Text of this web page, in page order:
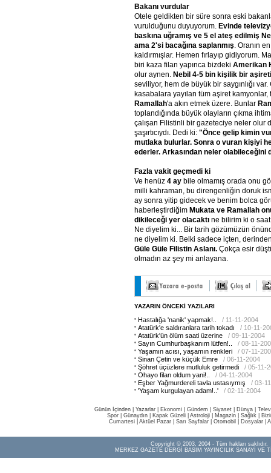
Bakanı vurdular
Otele geldikten bir süre sonra eski
vurulduğunu duyuyorum. Evinde
baskına uğramış ve 5 el ateş edilmiş
ama 2'si bacağına saplanmış . Oranın
kaldırmışlar. Hemen fırlayıp gidiyorum.
biri kaza filan yapınca bizdeki Amerikan
olur aynen. Nebil 4-5 bin kişilik bir
seviliyor, hem de büyük bir saygınlığı
kasabalara yayılan tüm aşiret
Ramallah'a akın etmek üzere. Bunlar
toplandığında büyük olayların çıkma
çalışan Filistinli bir gazeteciye neler olur
şaşırtıcıydı. Dedi ki: "Önce gelip kimin
mutlaka bulurlar. Sonra o vuran kişiyi
ederler. Arkasından neler olabileceğini
Fazla vakit geçmedi ki
Ve henüz 4 ay bile olmamış orada onu
milli kahraman, bu direngenliğin doruk
ay sonra yitip gidecek ve benim bolca
haberleştirdiğim Mukata ve Ramallah
dikileceği yer olacaktı ne bilirim ki o
Ne diyelim ki... Bir tarih gözümüzün
ne diyelim ki. Belki sadece içten,
Güle Güle Filistin Aslanı. Çokça esir
olmadın az şey mi anlayana.
YAZARIN ÖNCEKİ YAZILARI
Hastalığa 'nanik' yapmak!..
/ 11-11-2004
Atatürk'e saldıranlara tarih tokadı
/ 10-11-
Atatürk'ün ölüm saati üzerine
/ 09-11-2004
Sayın Cumhurbaşkanım lütfen!..
/ 08-11-
Yaşamın acısı, yaşamın renkleri
/ 07-11-
Sinan Çetin ve küçük Emre
/ 06-11-2004
Şöhret üçüzlere mutluluk getirmedi
/ 05-11-
Ohayo filan oldum yani!..
/ 04-11-2004
Eşber Yağmurdereli tavla ustasıymış
/ 03-
'Yaşam kurgulayan adam!..'
/ 02-11-2004
Günün İçinden Yazarlar Ekonomi Gündem Siyaset Dünya |
Spor
Günaydın Kapak Güzeli Astroloji Magazin Sağlık
Cumartesi| Aktüel Pazar| Sarı Sayfalar| Otomobil Dosyalar|
Copyright © 2003, 2004 - Tüm hakları saklıdır.
MERKEZ GAZETE DERGİ BASIM YAYINCILIK SANAYİ VE